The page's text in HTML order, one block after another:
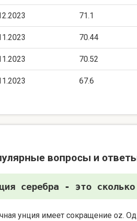
71.1
70.44
70.52
67.6
вопросы и
серебра - это
унция имеет сокращение oz.